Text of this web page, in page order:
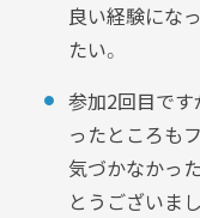
良い経験にな
たい。
参加2回目です
ったところも
気づかなかっ
とうございまし